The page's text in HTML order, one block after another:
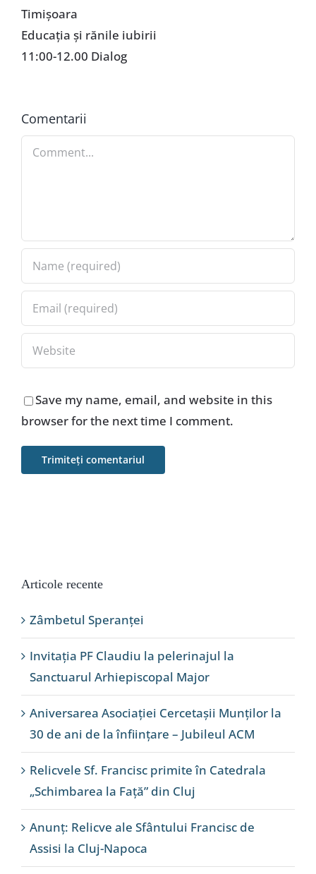
Timişoara
Educaţia şi rănile iubirii
11:00-12.00 Dialog
Comentarii
Comment
Save my name, email, and website in this
browser for the next time I comment.
Articole recente
Zâmbetul Speranței
Invitația PF Claudiu la pelerinajul la
Sanctuarul Arhiepiscopal Major
Aniversarea Asociației Cercetașii Munților la
30 de ani de la înființare – Jubileul ACM
Relicvele Sf. Francisc primite în Catedrala
„Schimbarea la Față” din Cluj
Anunț: Relicve ale Sfântului Francisc de
Assisi la Cluj-Napoca